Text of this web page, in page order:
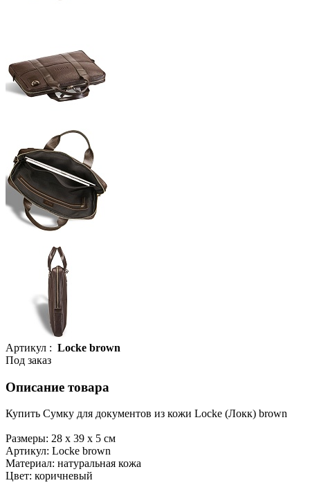
Артикул : Locke brown
Под заказ
Описание товара
Купить Сумку для документов из кожи Locke (Локк) brown
Размеры: 28 х 39 х 5 см
Артикул: Locke brown
Материал: натуральная кожа
Цвет: коричневый